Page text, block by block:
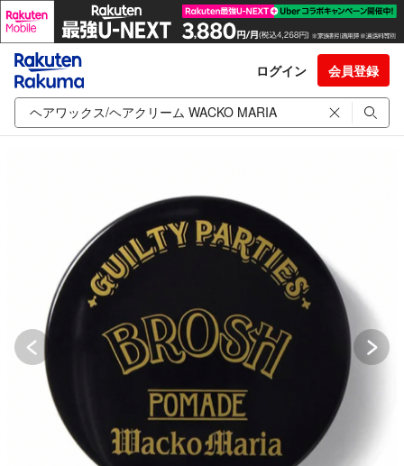
ログイン 会員登録